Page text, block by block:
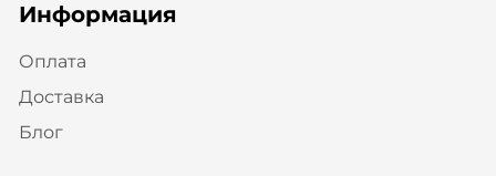
Информация
Оплата
Доставка
Блог